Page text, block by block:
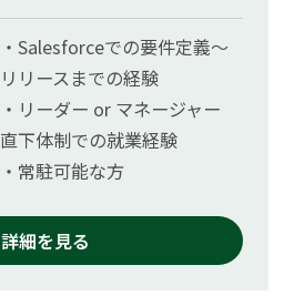
・Salesforceでの要件定義～
リリースまでの経験
・リーダー or マネージャー
直下体制での就業経験
・常駐可能な方
詳細を見る